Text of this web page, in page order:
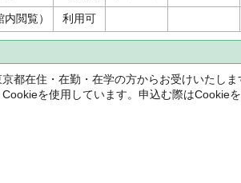
閲覧） 利用可
京都在住・在勤・在学の方からお受けいたしま
を使用しています。申込む際はCookie